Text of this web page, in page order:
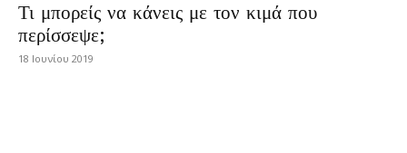
Τι μπορείς να κάνεις με τον κιμά που
περίσσεψε;
18 Ιουνίου 2019